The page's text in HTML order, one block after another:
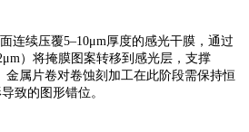
连续压覆5–10μm厚度的感光干膜，通过
）将掩膜图案转移到感光层，支撑
金属片卷对卷蚀刻加工在此阶段需保持恒
致的图形错位。